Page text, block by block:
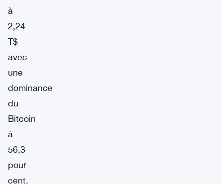
à
2,24
T$
avec
une
dominance
du
Bitcoin
à
56,3
pour
cent.